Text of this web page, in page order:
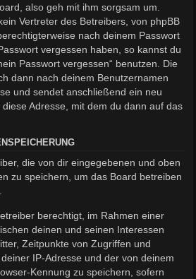
also geh mit ihm sorgsam um.
Vertreter des Betreibers, von phpBB
nach deinem Passwort
vergessen haben, so kannst du
Passwort vergessen“ benutzen. Die
dann nach deinem Benutzernamen
und sendet anschließend ein neu
Adresse, mit dem du dann auf das
die von dir eingegebenen und oben
zu speichern, um das Board betreiben
berechtigt, im Rahmen einer
deinen und seinen Interessen
Zeitpunkte von Zugriffen und
IP-Adresse und der von deinem
Kennung zu speichern, sofern